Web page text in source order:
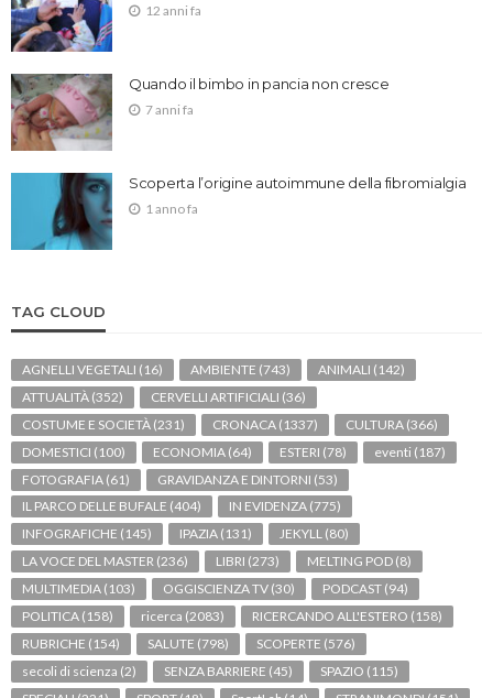
12 anni fa
Quando il bimbo in pancia non cresce
7 anni fa
Scoperta l’origine autoimmune della fibromialgia
1 anno fa
TAG CLOUD
AGNELLI VEGETALI (16) AMBIENTE (743) ANIMALI (142)
ATTUALITÀ (352) CERVELLI ARTIFICIALI (36)
COSTUME E SOCIETÀ (231) CRONACA (1337) CULTURA (366)
DOMESTICI (100) ECONOMIA (64) ESTERI (78) eventi (187)
FOTOGRAFIA (61) GRAVIDANZA E DINTORNI (53)
IL PARCO DELLE BUFALE (404) IN EVIDENZA (775)
INFOGRAFICHE (145) IPAZIA (131) JEKYLL (80)
LA VOCE DEL MASTER (236) LIBRI (273) MELTING POD (8)
MULTIMEDIA (103) OGGISCIENZA TV (30) PODCAST (94)
POLITICA (158) ricerca (2083) RICERCANDO ALL'ESTERO (158)
RUBRICHE (154) SALUTE (798) SCOPERTE (576)
secoli di scienza (2) SENZA BARRIERE (45) SPAZIO (115)